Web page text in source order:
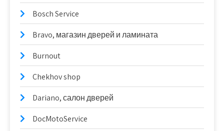
Bosch Service
Bravo, магазин дверей и ламината
Burnout
Chekhov shop
Dariano, салон дверей
DocMotoService